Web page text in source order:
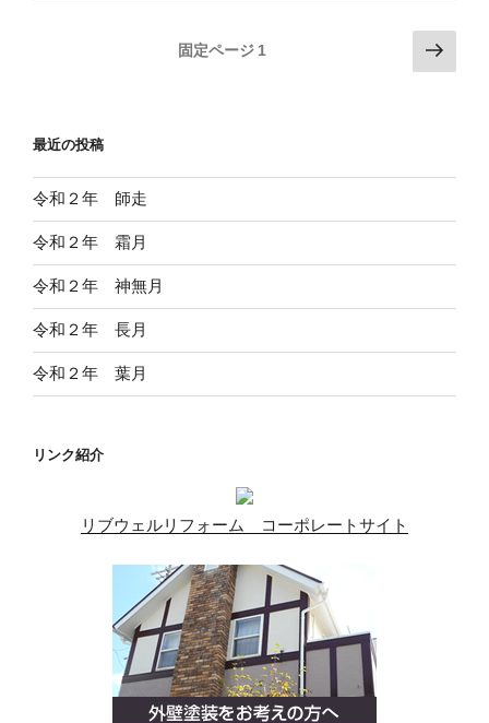
ペ
ジ
送
り
固定ページ 1
次
の
最近の投稿
令和２年 師走
令和２年 霜月
令和２年 神無月
令和２年 長月
令和２年 葉月
リンク紹介
リブウェルリフォーム コーポレートサイト